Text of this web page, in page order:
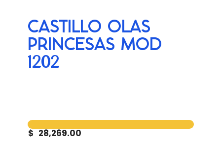
CASTILLO OLAS
PRINCESAS MOD
1202
$ 28,269.00